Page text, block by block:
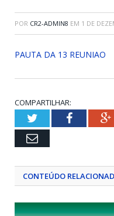
POR CR2-ADMIN8 EM 1 DE
PAUTA DA 13 REUNIAO
COMPARTILHAR:
TwitterFacebook
Email
CONTEÚDO